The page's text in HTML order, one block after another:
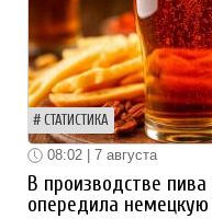
СТАТИСТИКА
08:02 | 7 августа
В производстве
опередила немецкую